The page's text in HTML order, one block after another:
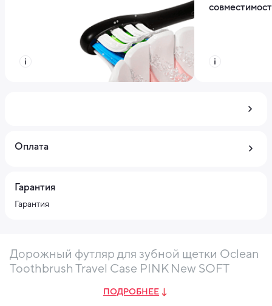
Оплата
Гарантия
Гарантия
Дорожный футляр для зубной щетки Oclean
Toothbrush Travel Case PINK New SOFT
ПОДРОБНЕЕ